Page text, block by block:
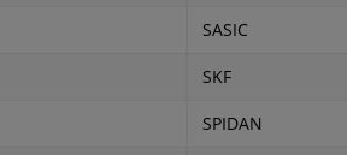
SASIC
SKF
SPIDAN